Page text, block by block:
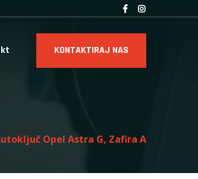
KONTAKTIRAJ NAS
Opel Astra G, Zafira A